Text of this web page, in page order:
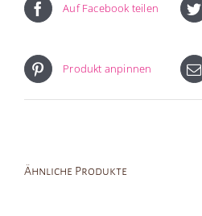
Auf Facebook teilen
Produkt anpinnen
Ähnliche Produkte